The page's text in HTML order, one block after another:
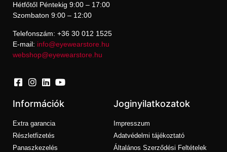
Hétfőtől Péntekig 9:00 – 17:00
Szombaton 9:00 – 12:00
Telefonszám: +36 30 012 1525
E-mail: info@eyewearstore.hu
webshop@eyewearstore.hu
Információk
Extra garancia
Részletfizetés
Panaszkezelés
Joginyilatkozatok
Impresszum
Adatvédelmi tájékoztató
Általános Szerződési Feltételek